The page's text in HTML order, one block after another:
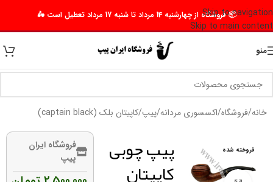
Skip to navigation
Skip to main content
📦 فروشگاه از چهارشنبه 14 مرداد تا شنبه 17 مرداد تعطیل است 🛵
منو
خانه/فروشگاه/اکسسوری مردانه/پیپ/کاپیتان بلک (captain black)
فروخته شده پیپ چوبی
کاپیتان
فروشگاه ایران
پیپ